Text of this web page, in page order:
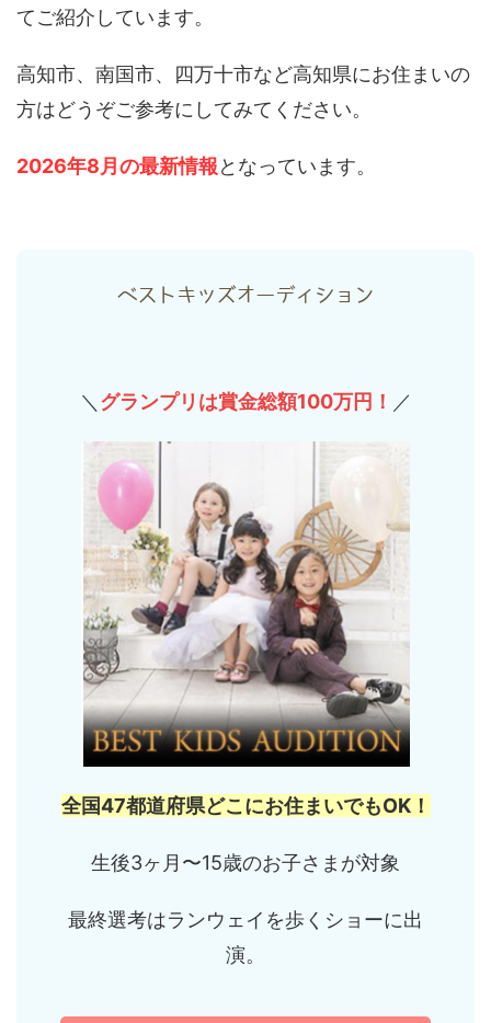
てご紹介しています。
高知市、南国市、四万十市など高知県にお住まいの
方はどうぞご参考にしてみてください。
2026年8月の最新情報となっています。
ベストキッズオーディション
＼ グランプリは賞金総額100万円！ ／
全国47都道府県どこにお住まいでもOK！
生後3ヶ月〜15歳のお子さまが対象
最終選考はランウェイを歩くショーに出
演。